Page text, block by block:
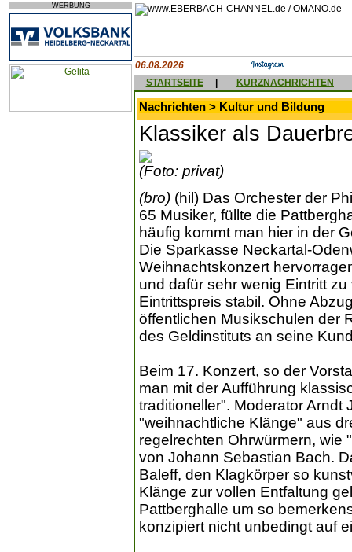
WERBUNG
06.08.2026
STARTSEITE
KURZNACHRICHTEN
Nachrichten > Kultur und Bildung
Klassiker als
(Foto: privat)
(bro) (hil) Das Orchester der
65 Musiker, füllte die
häufig kommt man hier in der
Die Sparkasse Neckartal-
Weihnachtskonzert
und dafür sehr wenig Eintritt
Eintrittspreis stabil. Ohne
öffentlichen Musikschulen der
des Geldinstituts an seine
Beim 17. Konzert, so der
man mit der Aufführung
traditioneller". Moderator
"weihnachtliche Klänge" aus
regelrechten Ohrwürmern, wie
von Johann Sebastian Bach.
Baleff, den Klagkörper so
Klänge zur vollen Entfaltung
Pattberghalle um so
konzipiert nicht unbedingt auf